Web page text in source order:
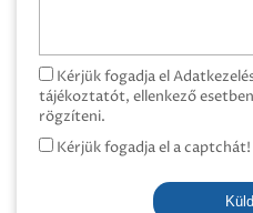
Kérjük fogadja el
tájékoztatót, ellenkező
rögzíteni.
Kérjük fogadja el a captchát!